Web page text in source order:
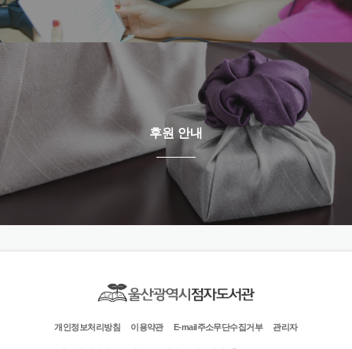
후원 안내
개인정보처리방침 이용약관 E-mail주소무단수집거부 관리자